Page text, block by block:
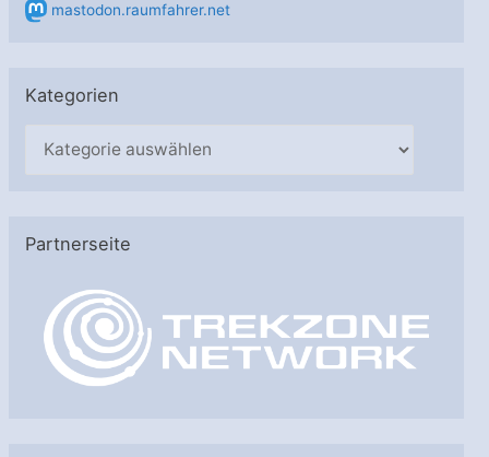
mastodon.raumfahrer.net
Kategorien
g
Partnerseite